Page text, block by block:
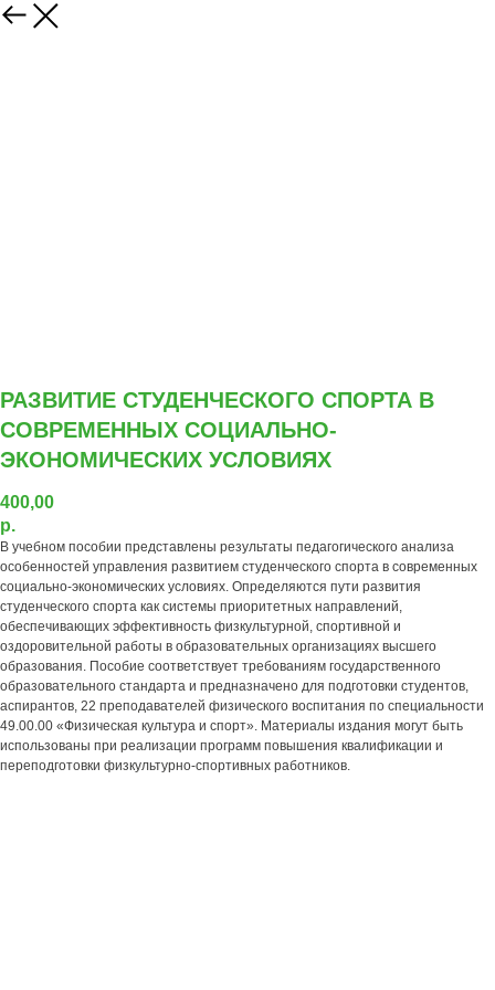
РАЗВИТИЕ СТУДЕНЧЕСКОГО СПОРТА В
СОВРЕМЕННЫХ СОЦИАЛЬНО-
ЭКОНОМИЧЕСКИХ УСЛОВИЯХ
400,00
р.
В учебном пособии представлены результаты педагогического анализа
особенностей управления развитием студенческого спорта в современных
социально-экономических условиях. Определяются пути развития
студенческого спорта как системы приоритетных направлений,
обеспечивающих эффективность физкультурной, спортивной и
оздоровительной работы в образовательных организациях высшего
образования. Пособие соответствует требованиям государственного
образовательного стандарта и предназначено для подготовки студентов,
аспирантов, 22 преподавателей физического воспитания по специальности
49.00.00 «Физическая культура и спорт». Материалы издания могут быть
использованы при реализации программ повышения квалификации и
переподготовки физкультурно-спортивных работников.